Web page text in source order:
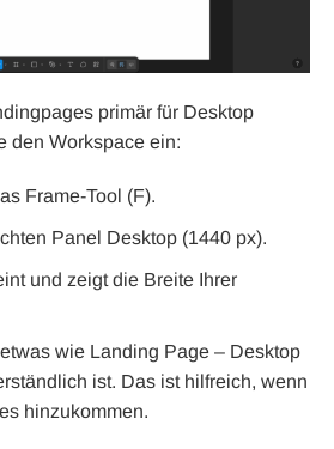
primär für Desktop
den Workspace ein:
Frame-Tool (F).
Panel Desktop (1440 px).
und zeigt die Breite Ihrer
wie Landing Page – Desktop
ist. Das ist hilfreich, wenn
hinzukommen.